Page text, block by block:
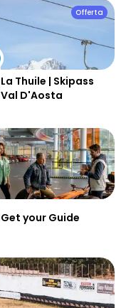
Offerta
La Thuile | Skipass
Val D'Aosta
Get your Guide